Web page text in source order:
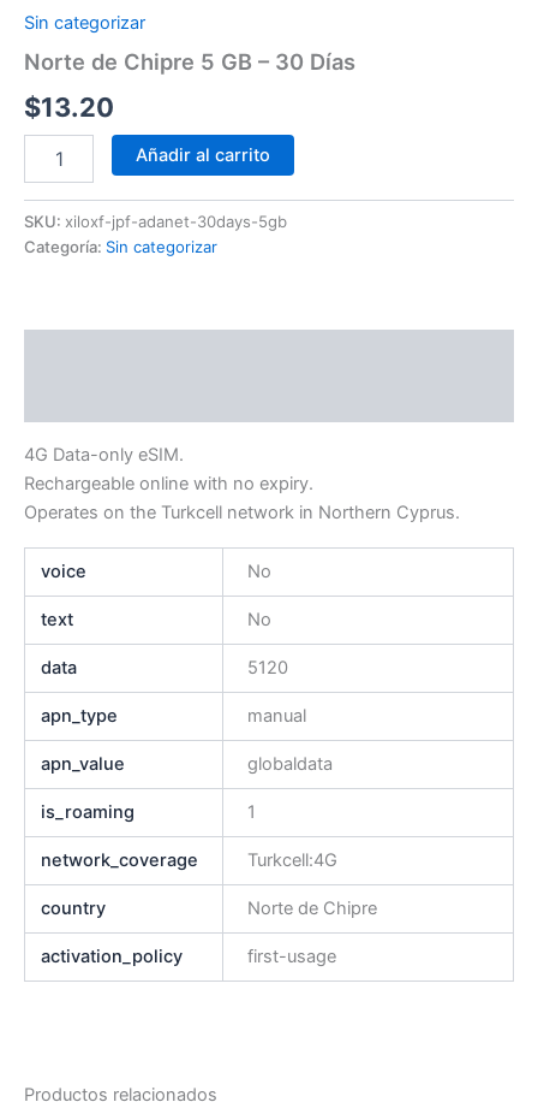
Sin categorizar
Norte de Chipre 5 GB – 30 Días
$13.20
Añadir al carrito
SKU: xiloxf-jpf-adanet-30days-5gb
Categoría: Sin categorizar
4G Data-only eSIM.
Rechargeable online with no expiry.
Operates on the Turkcell network in Northern Cyprus.
voice No
text No
data 5120
apn_type manual
apn_value globaldata
is_roaming 1
network_coverage Turkcell:4G
country Norte de Chipre
activation_policy first-usage
Productos relacionados